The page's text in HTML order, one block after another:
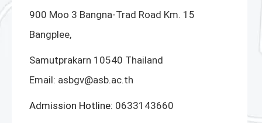
900 Moo 3 Bangna-Trad Road Km. 15
Bangplee,
Samutprakarn 10540 Thailand
Email: asbgv@asb.ac.th
Admission Hotline: 0633143660